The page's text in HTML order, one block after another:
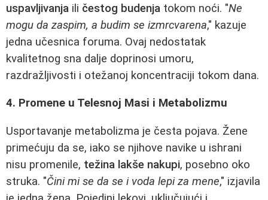
uspavljivanja ili čestog budenja tokom noći. "Ne
mogu da zaspim, a budim se izmrcvarena," kazuje
jedna učesnica foruma. Ovaj nedostatak
kvalitetnog sna dalje doprinosi umoru,
razdražljivosti i otežanoj koncentraciji tokom dana.
4. Promene u Telesnoj Masi i Metabolizmu
Usportavanje metabolizma je česta pojava. Žene
primećuju da se, iako se njihove navike u ishrani
nisu promenile, težina lakše nakupi, posebno oko
struka. "Čini mi se da se i voda lepi za mene," izjavila